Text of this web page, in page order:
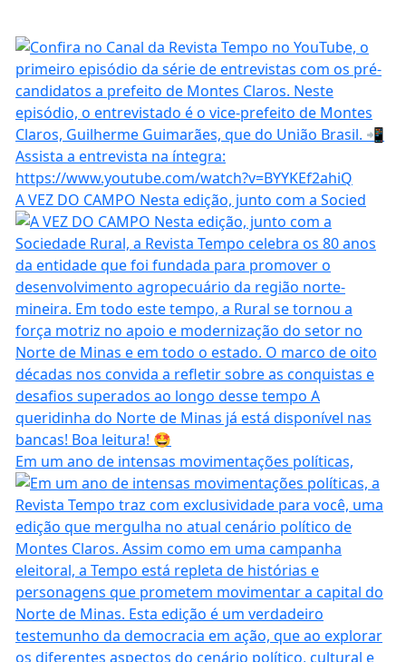
A VEZ DO CAMPO Nesta edição, junto com a Socied
Em um ano de intensas movimentações políticas,